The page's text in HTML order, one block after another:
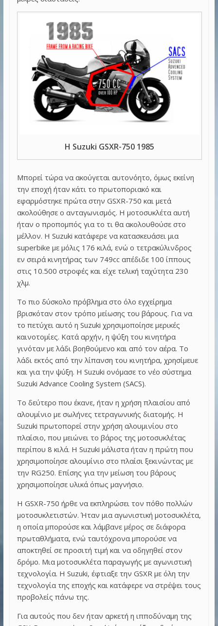
Η Suzuki GSXR-750 1985
Μπορεί τώρα να ακούγεται αυτονόητο, όμως εκείνη
την εποχή ήταν κάτι το πρωτοποριακό και
εφαρμόστηκε πρώτα στην GSXR-750 και μετά
ακολούθησε ο ανταγωνισμός. Η μοτοσυκλέτα αυτή
ήταν ο προπομπός για το τι θα ακολουθούσε στο
μέλλον. Η Suzuki κατάφερε να κατασκευάσει μια
superbike με μόλις 176 κιλά, ενώ ο τετρακύλινδρος
εν σειρά κινητήρας των 749cc απέδιδε 100 ίππους
στις 10.500 στροφές και είχε τελική ταχύτητα 230
χλμ.
Το πιο δύσκολο πρόβλημα στο όλο εγχείρημα
βρισκόταν στον τρόπο μείωσης του βάρους. Για να
το πετύχει αυτό η Suzuki χρησιμοποίησε μερικές
καινοτομίες. Κατά αρχήν, η ψύξη του κινητήρα
γινόταν με λάδι βοηθούμενο και από τον αέρα. Το
λάδι εκτός από την λίπανση του κινητήρα, χρησίμευε
και για την ψύξη. Η Suzuki ονόμασε το νέο σύστημα
Suzuki Advance Cooling System (SACS).
Το δεύτερο που έκανε, ήταν η χρήση πλαισίου από
αλουμίνιο με σωλήνες τετραγωνικής διατομής. Η
Suzuki πρωτοπορεί στην χρήση αλουμινίου στο
πλαίσιο, που μειώνει το βάρος της μοτοσυκλέτας
περίπου 8 κιλά. Η Suzuki μάλιστα ήταν η πρώτη που
χρησιμοποίησε αλουμίνιο στο πλαίσι ξεκινώντας με
την RG250. Επίσης για την μείωση του βάρους
χρησιμοποίησε υλικά όπως μαγνήσιο.
Η GSXR-750 ήρθε να εκπληρώσει τον πόθο πολλών
μοτοσυκλετιστών. Ήταν μια αγωνιστική μοτοσυκλέτα,
η οποία μπορούσε και λάμβανε μέρος σε διάφορα
πρωταθλήματα, ενώ ταυτόχρονα μπορούσε να
αποκτηθεί σε προσιτή τιμή και να οδηγηθεί στον
δρόμο. Μια μοτοσυκλέτα παραγωγής με αγωνιστική
τεχνολογία. Η Suzuki, έφτιαξε την GSXR με όλη την
τεχνολογία της εποχής και κατάφερε να στρέψει τους
προβολείς πάνω της.
Για αυτούς που δεν ήταν αρκετή η ιπποδύναμη της